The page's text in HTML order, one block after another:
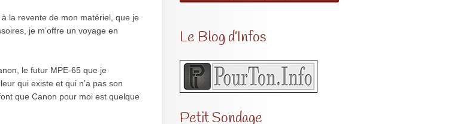
la revente de mon matériel, que je
je m’offre un voyage en
le futur MPE-65 que je
qui existe et qui n’a pas son
que Canon pour moi est quelque
Le Blog d’Infos
Petit Sondage